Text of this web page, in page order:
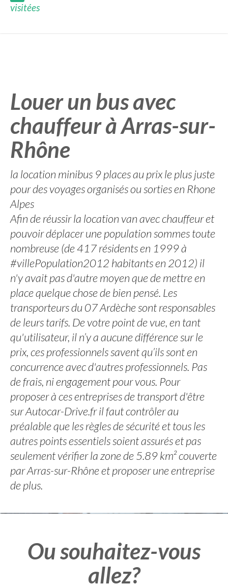
visitées
Louer un bus avec
chauffeur à Arras-sur-
Rhône
la location minibus 9 places au prix le plus juste
pour des voyages organisés ou sorties en Rhone
Alpes
Afin de réussir la location van avec chauffeur et
pouvoir déplacer une population sommes toute
nombreuse (de 417 résidents en 1999 à
#villePopulation2012 habitants en 2012) il
n'y avait pas d'autre moyen que de mettre en
place quelque chose de bien pensé. Les
transporteurs du 07 Ardèche sont responsables
de leurs tarifs. De votre point de vue, en tant
qu'utilisateur, il n’y a aucune différence sur le
prix, ces professionnels savent qu’ils sont en
concurrence avec d'autres professionnels. Pas
de frais, ni engagement pour vous. Pour
proposer à ces entreprises de transport d'être
sur Autocar-Drive.fr il faut contrôler au
préalable que les règles de sécurité et tous les
autres points essentiels soient assurés et pas
seulement vérifier la zone de 5.89 km² couverte
par Arras-sur-Rhône et proposer une entreprise
de plus.
Ou souhaitez-vous
allez?